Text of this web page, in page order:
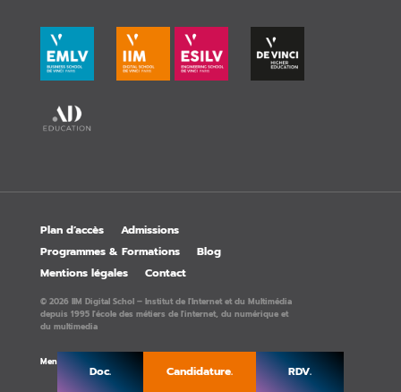
Doc. Candidature. RDV.
Plan d’accès
Admissions
Programmes & Formations
Blog
Mentions légales
Contact
© 2026 IIM Digital Schol – Institut de l'Internet et du Multimédia
depuis 1995 l'école des métiers de l'internet, du numérique et
du multimedia
Mentions légales